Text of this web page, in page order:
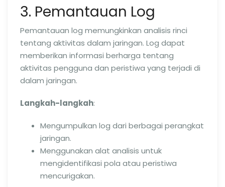
3. Pemantauan Log
Pemantauan log memungkinkan analisis rinci
tentang aktivitas dalam jaringan. Log dapat
memberikan informasi berharga tentang
aktivitas pengguna dan peristiwa yang terjadi di
dalam jaringan.
Langkah-langkah:
Mengumpulkan log dari berbagai perangkat
jaringan.
Menggunakan alat analisis untuk
mengidentifikasi pola atau peristiwa
mencurigakan.